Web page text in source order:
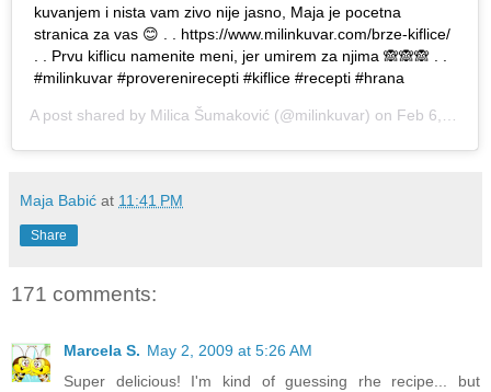
kuvanjem i nista vam zivo nije jasno, Maja je pocetna
stranica za vas 😊 . . https://www.milinkuvar.com/brze-kiflice/
. . Prvu kiflicu namenite meni, jer umirem za njima 🙈🙈🙈 . .
#milinkuvar #proverenirecepti #kiflice #recepti #hrana
A post shared by Milica Šumaković (@milinkuvar) on Feb 6, 2019 at 11:50pm PST
Maja Babić at 11:41 PM
Share
171 comments:
Marcela S. May 2, 2009 at 5:26 AM
Super delicious! I'm kind of guessing rhe recipe... but